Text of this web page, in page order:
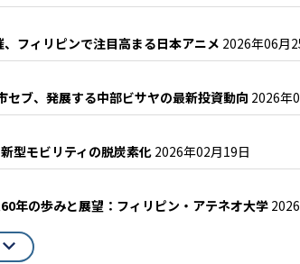
フィリピンで注目高まる日本アニメ 2026年06月
セブ、発展する中部ビサヤの最新投資動向 2026年
型モビリティの脱炭素化 2026年02月19日
年の歩みと展望：フィリピン・アテネオ大学